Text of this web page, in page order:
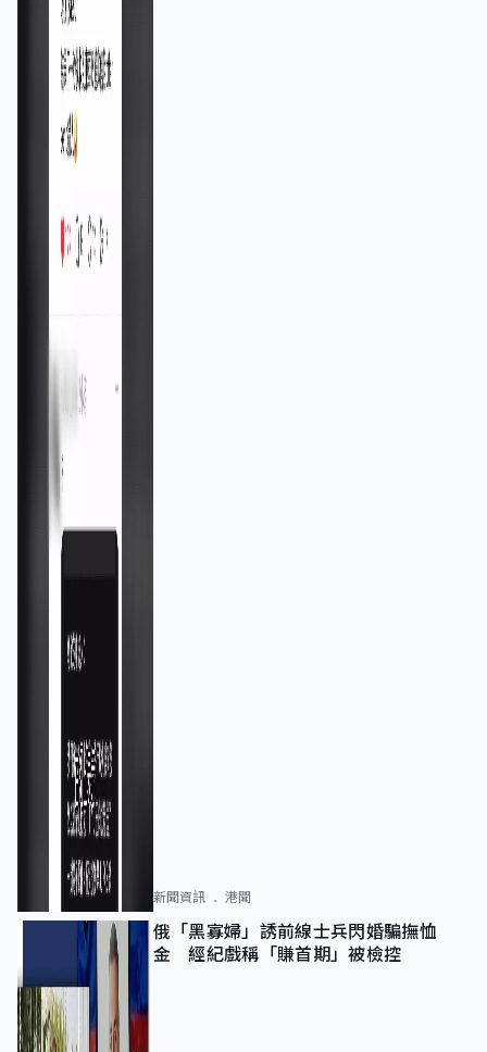
新聞資訊 港聞
俄「黑寡婦」誘前線士兵閃婚騙撫恤
金 經紀戲稱「賺首期」被檢控